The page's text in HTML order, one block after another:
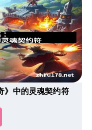
》中的灵魂契约符